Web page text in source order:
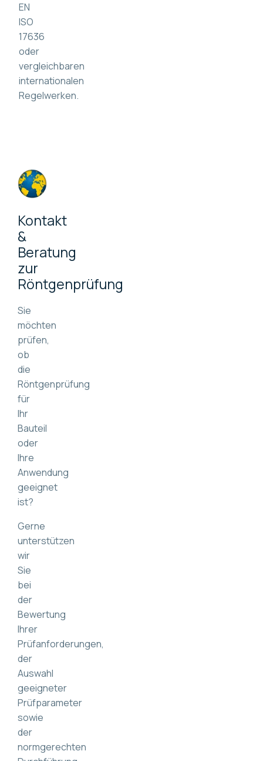
EN
ISO
17636
oder
vergleichbaren
internationalen
Regelwerken.
Kontakt
&
Beratung
zur
Röntgenprüfung
Sie
möchten
prüfen,
ob
die
Röntgenprüfung
für
Ihr
Bauteil
oder
Ihre
Anwendung
geeignet
ist?
Gerne
unterstützen
wir
Sie
bei
der
Bewertung
Ihrer
Prüfanforderungen,
der
Auswahl
geeigneter
Prüfparameter
sowie
der
normgerechten